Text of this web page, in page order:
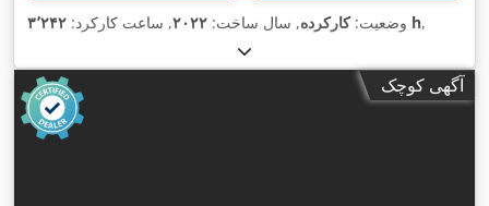
وضعیت:کارکرده, سال ساخت: ۲۰۲۲, ساعت کارکرد: ۳٬۲۴۲ h,
آگهی کوچک